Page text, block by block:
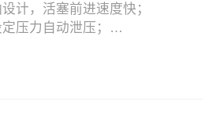
计，活塞前进速度快；
压力自动泄压；
作而成，重量轻。